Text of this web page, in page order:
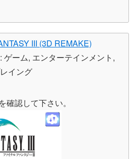
III (3D REMAKE)
ゲーム, エンターテインメント,
イング
認して下さい。